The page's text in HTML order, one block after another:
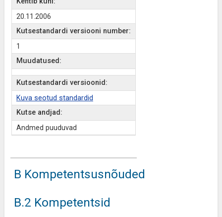
20.11.2006
Kutsestandardi versiooni number:
1
Muudatused:
Kutsestandardi versioonid:
Kuva seotud standardid
Kutse andjad:
Andmed puuduvad
B Kompetentsusnõuded
B.2 Kompetentsid